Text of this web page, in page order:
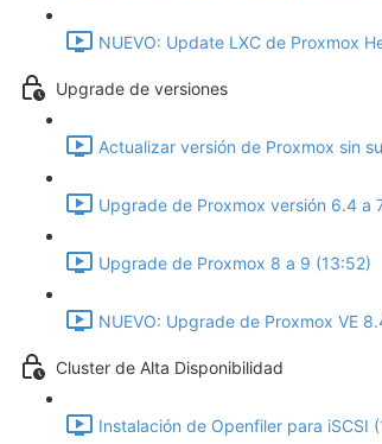
NUEVO: Update LXC de Proxmox
Upgrade de versiones
Actualizar versión de Proxmox sin
Upgrade de Proxmox versión 6.4 a
Upgrade de Proxmox 8 a 9 (13:52)
NUEVO: Upgrade de Proxmox VE
Cluster de Alta Disponibilidad
Instalación de Openfiler para iSCSI